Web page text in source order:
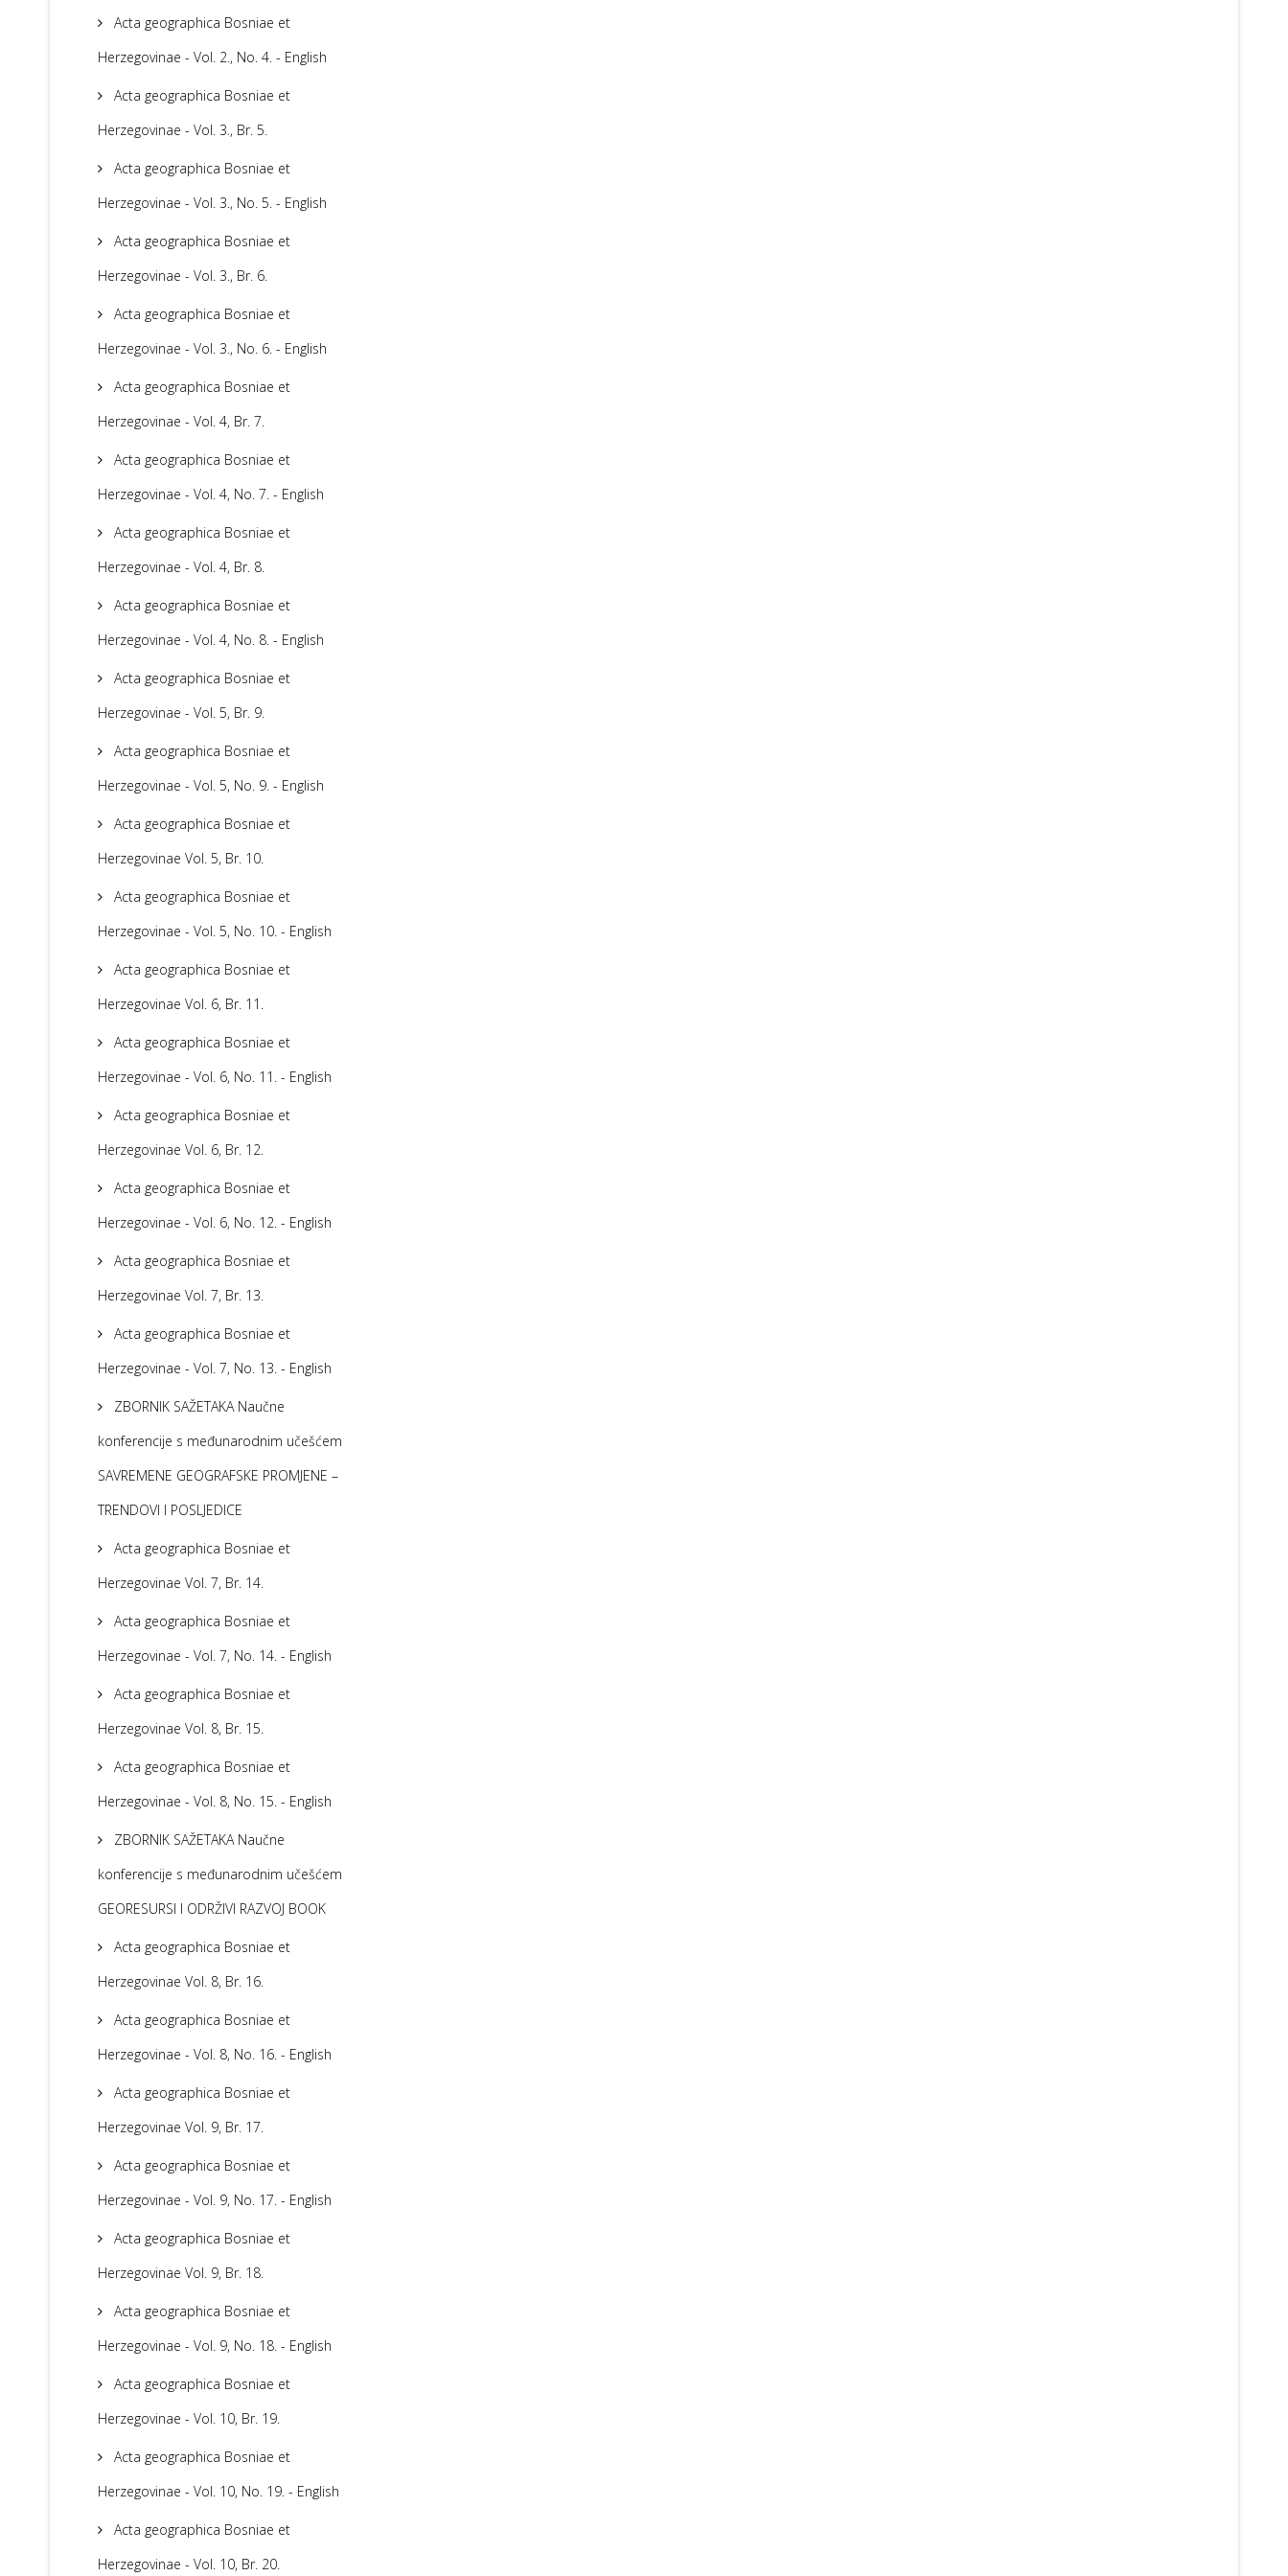
Acta geographica Bosniae et
Herzegovinae - Vol. 2., No. 4. - English
Acta geographica Bosniae et
Herzegovinae - Vol. 3., Br. 5.
Acta geographica Bosniae et
Herzegovinae - Vol. 3., No. 5. - English
Acta geographica Bosniae et
Herzegovinae - Vol. 3., Br. 6.
Acta geographica Bosniae et
Herzegovinae - Vol. 3., No. 6. - English
Acta geographica Bosniae et
Herzegovinae - Vol. 4, Br. 7.
Acta geographica Bosniae et
Herzegovinae - Vol. 4, No. 7. - English
Acta geographica Bosniae et
Herzegovinae - Vol. 4, Br. 8.
Acta geographica Bosniae et
Herzegovinae - Vol. 4, No. 8. - English
Acta geographica Bosniae et
Herzegovinae - Vol. 5, Br. 9.
Acta geographica Bosniae et
Herzegovinae - Vol. 5, No. 9. - English
Acta geographica Bosniae et
Herzegovinae Vol. 5, Br. 10.
Acta geographica Bosniae et
Herzegovinae - Vol. 5, No. 10. - English
Acta geographica Bosniae et
Herzegovinae Vol. 6, Br. 11.
Acta geographica Bosniae et
Herzegovinae - Vol. 6, No. 11. - English
Acta geographica Bosniae et
Herzegovinae Vol. 6, Br. 12.
Acta geographica Bosniae et
Herzegovinae - Vol. 6, No. 12. - English
Acta geographica Bosniae et
Herzegovinae Vol. 7, Br. 13.
Acta geographica Bosniae et
Herzegovinae - Vol. 7, No. 13. - English
ZBORNIK SAŽETAKA Naučne
konferencije s međunarodnim učešćem
SAVREMENE GEOGRAFSKE PROMJENE –
TRENDOVI I POSLJEDICE
Acta geographica Bosniae et
Herzegovinae Vol. 7, Br. 14.
Acta geographica Bosniae et
Herzegovinae - Vol. 7, No. 14. - English
Acta geographica Bosniae et
Herzegovinae Vol. 8, Br. 15.
Acta geographica Bosniae et
Herzegovinae - Vol. 8, No. 15. - English
ZBORNIK SAŽETAKA Naučne
konferencije s međunarodnim učešćem
GEORESURSI I ODRŽIVI RAZVOJ BOOK
Acta geographica Bosniae et
Herzegovinae Vol. 8, Br. 16.
Acta geographica Bosniae et
Herzegovinae - Vol. 8, No. 16. - English
Acta geographica Bosniae et
Herzegovinae Vol. 9, Br. 17.
Acta geographica Bosniae et
Herzegovinae - Vol. 9, No. 17. - English
Acta geographica Bosniae et
Herzegovinae Vol. 9, Br. 18.
Acta geographica Bosniae et
Herzegovinae - Vol. 9, No. 18. - English
Acta geographica Bosniae et
Herzegovinae - Vol. 10, Br. 19.
Acta geographica Bosniae et
Herzegovinae - Vol. 10, No. 19. - English
Acta geographica Bosniae et
Herzegovinae - Vol. 10, Br. 20.